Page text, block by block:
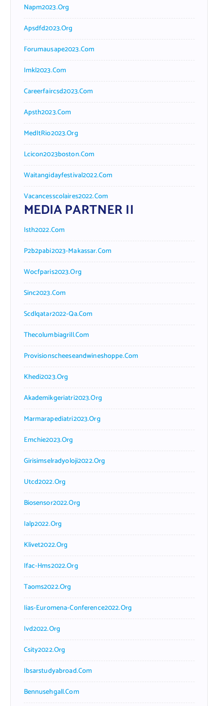
Napm2023.org
Apsdfd2023.org
Forumausape2023.com
Imkl2023.com
Careerfaircsd2023.com
Apsth2023.com
MedItRio2023.org
Lcicon2023boston.com
Waitangidayfestival2022.com
Vacancesscolaires2022.com
MEDIA PARTNER II
Isth2022.com
P2b2pabi2023-Makassar.com
Wocfparis2023.org
Sinc2023.com
Scdlqatar2022-Qa.com
Thecolumbiagrill.com
Provisionscheeseandwineshoppe.com
Khedi2023.org
Akademikgeriatri2023.org
Marmarapediatri2023.org
Emchie2023.org
Girisimselradyoloji2022.org
Utcd2022.org
Biosensor2022.org
Ialp2022.org
Klivet2022.org
Ifac-Hms2022.org
Taoms2022.org
Iias-Euromena-Conference2022.org
Ivd2022.org
Csity2022.org
Ibsarstudyabroad.com
Bennusehgall.com